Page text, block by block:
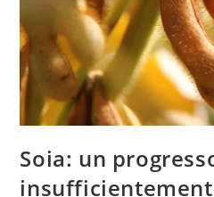
Soia: un